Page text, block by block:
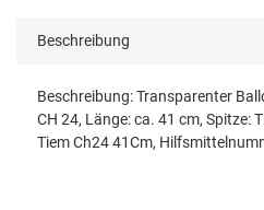
Beschreibung
Beschreibung: Transparenter
CH 24, Länge: ca. 41 cm, Spitze:
Tiem Ch24 41Cm,